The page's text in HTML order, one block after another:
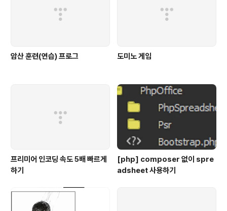
암산 훈련(연습) 프로그 도미노 게임
프리미어 인코딩 속도 5배 빠르게
하기
[php] composer 없이 spre
adsheet 사용하기